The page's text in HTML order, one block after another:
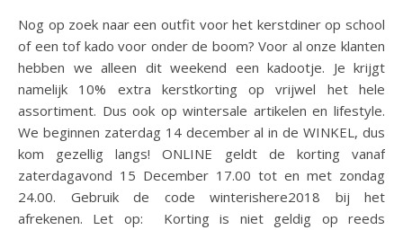
Nog op zoek naar een outfit voor het kerstdiner op school
of een tof kado voor onder de boom? Voor al onze klanten
hebben we alleen dit weekend een kadootje. Je krijgt
namelijk 10% extra kerstkorting op vrijwel het hele
assortiment. Dus ook op wintersale artikelen en lifestyle.
We beginnen zaterdag 14 december al in de WINKEL, dus
kom gezellig langs! ONLINE geldt de korting vanaf
zaterdagavond 15 December 17.00 tot en met zondag
24.00. Gebruik de code winterishere2018 bij het
afrekenen. Let op: Korting is niet geldig op reeds